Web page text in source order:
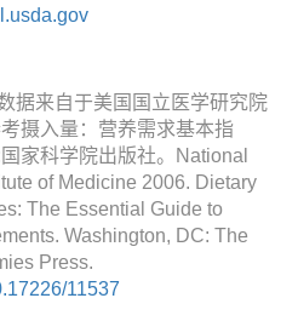
据来自于美国国立医学研究院
摄入量：营养需求基本指
家科学院出版社。National
of Medicine 2006. Dietary
The Essential Guide to
Washington, DC: The
Press.
11537